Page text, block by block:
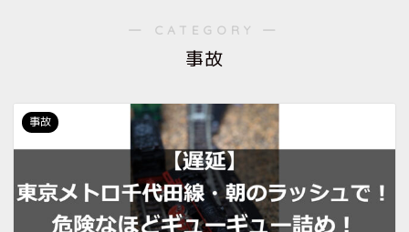
― CATEGORY ―
事故
事故